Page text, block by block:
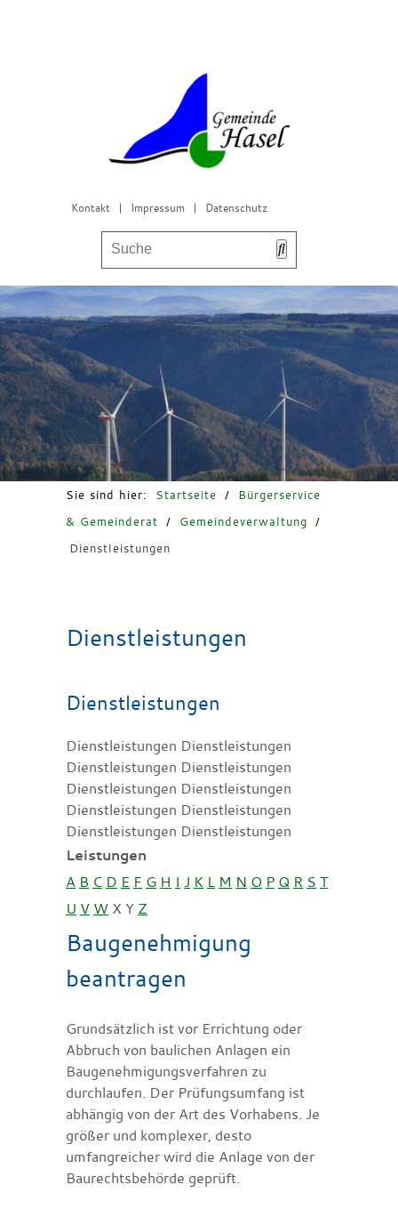
Kontakt | Impressum | Datenschutz
Bürgerservice & Gemeinderat
Leben in Hasel
Freizeit & Tourismus
Sie sind hier: Startseite /
Bürgerservice
& Gemeinderat
/ Gemeindeverwaltung
/
Dienstleistungen
Dienstleistungen
Dienstleistungen
Dienstleistungen Dienstleistungen
Dienstleistungen Dienstleistungen
Dienstleistungen Dienstleistungen
Dienstleistungen Dienstleistungen
Dienstleistungen Dienstleistungen
Leistungen
A B C D E F G H I J K L M N O P Q R S T
U V W X Y Z
Baugenehmigung
beantragen
Grundsätzlich ist vor Errichtung oder
Abbruch von baulichen Anlagen ein
Baugenehmigungsverfahren zu
durchlaufen. Der Prüfungsumfang ist
abhängig von der Art des Vorhabens. Je
größer und komplexer, desto
umfangreicher wird die Anlage von der
Baurechtsbehörde geprüft.